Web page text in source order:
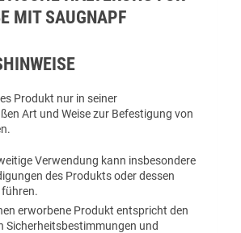
MIT SAUGNAPF
Produkt nur in seiner
Art und Weise zur Befestigung von
Verwendung kann insbesondere
des Produkts oder dessen
erworbene Produkt entspricht den
Sicherheitsbestimmungen und